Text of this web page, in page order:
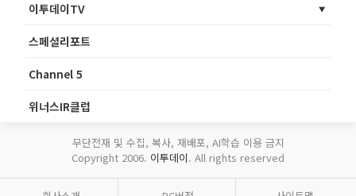
이투데이TV
스페셜리포트
Channel 5
위너스IR클럽
무단전재 및 수집, 복사, 재배포, AI학습 이용 금지
Copyright 2006. 이투데이. All rights reserved